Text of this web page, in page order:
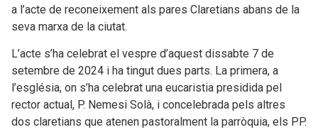
a l’acte de reconeixement als pares Claretians abans de la
seva marxa de la ciutat.
L’acte s’ha celebrat el vespre d’aquest dissabte 7 de
setembre de 2024 i ha tingut dues parts. La primera, a
l’església, on s’ha celebrat una eucaristia presidida pel
rector actual, P. Nemesi Solà, i concelebrada pels altres
dos claretians que atenen pastoralment la parròquia, els PP.